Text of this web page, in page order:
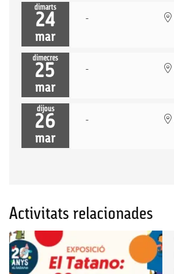
dimarts
24
mar
dimecres
25
mar
dijous
26
mar
Activitats relacionades